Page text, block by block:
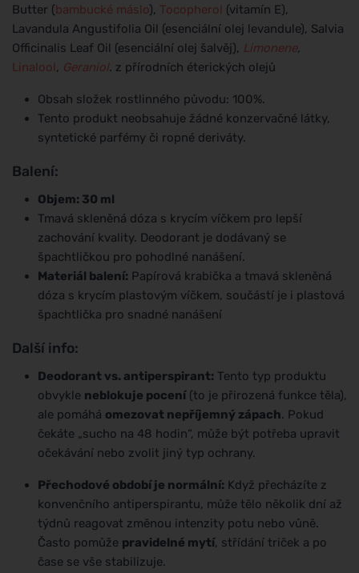
Butter (bambucké máslo), Tocopherol (vitamín E),
Lavandula Angustifolia Oil (esenciální olej levandule), Salvia
Officinalis Leaf Oil (esenciální olej šalvěj), Limonene,
Linalool, Geraniol. z přírodních éterických olejů
Obsah složek rostlinného původu: 100%.
Tento produkt neobsahuje žádné konzervačné látky,
syntetické parfémy či ropné deriváty.
Balení:
Objem: 30 ml
Tmavá skleněná dóza s krycím víčkem pro lepší
zachování kvality. Deodorant je dodávaný se
špachtličkou pro pohodlné nanášení.
Materiál balení: Papírová krabička a tmavá skleněná
dóza s krycím plastovým víčkem, součástí je i plastová
špachtlička pro snadné nanášení
Další info:
Deodorant vs. antiperspirant: Tento typ produktu
obvykle neblokuje pocení(to je přirozená funkce těla),
ale pomáhá omezovat nepříjemný zápach. Pokud
čekáte „sucho na 48 hodin“, může být potřeba upravit
očekávání nebo zvolit jiný typ ochrany.
Přechodové období je normální: Když přecházíte z
konvenčního antiperspirantu, může tělo několik dní až
týdnů reagovat změnou intenzity potu nebo vůně.
Často pomůže pravidelné mytí, střídání triček a po
čase se vše stabilizuje.